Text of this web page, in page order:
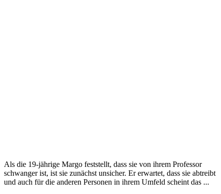
Als die 19-jährige Margo feststellt, dass sie von ihrem Professor
schwanger ist, ist sie zunächst unsicher. Er erwartet, dass sie abtreibt
und auch für die anderen Personen in ihrem Umfeld scheint das ...